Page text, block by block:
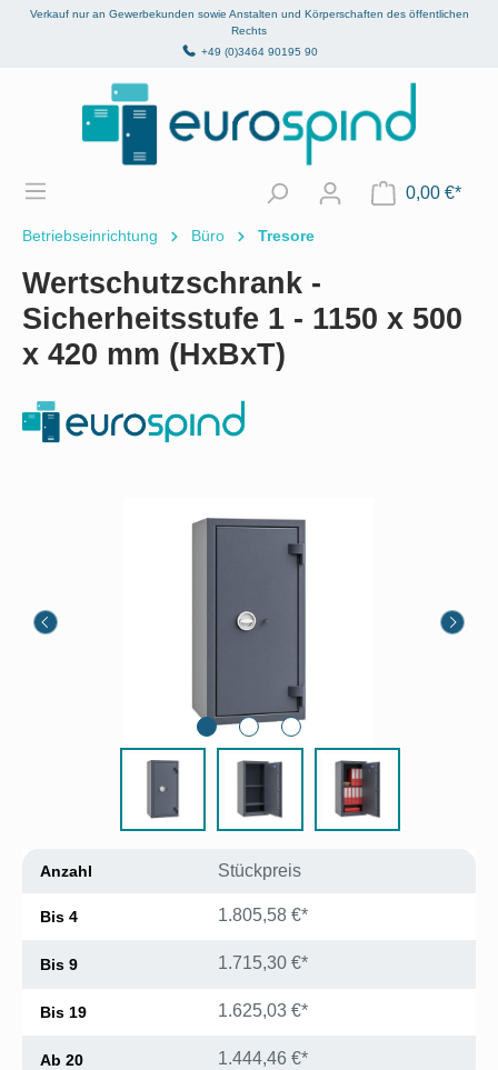
springen
Verkauf nur an Gewerbekunden sowie Anstalten und Körperschaften des öffentlichen
Rechts
+49 (0)3464 90195 90
0,00 €*
Betriebseinrichtung Büro Tresore
Wertschutzschrank -
Sicherheitsstufe 1 - 1150 x 500
x 420 mm (HxBxT)
Anzahl Stückpreis
Bis 4 1.805,58 €*
Bis 9 1.715,30 €*
Bis 19 1.625,03 €*
Ab 20 1.444,46 €*